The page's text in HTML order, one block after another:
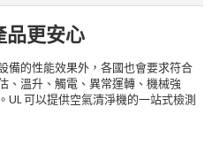
品更安心
備的性能效果外，各國也會要求符合
、溫升、觸電、異常運轉、機械強
可以提供空氣清淨機的一站式檢測